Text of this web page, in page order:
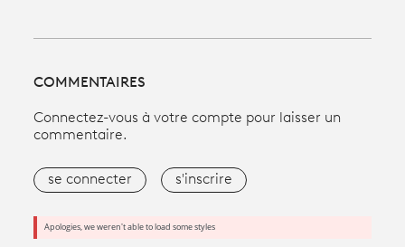
COMMENTAIRES
Connectez-vous à votre compte pour laisser un
commentaire.
se connecter s'inscrire